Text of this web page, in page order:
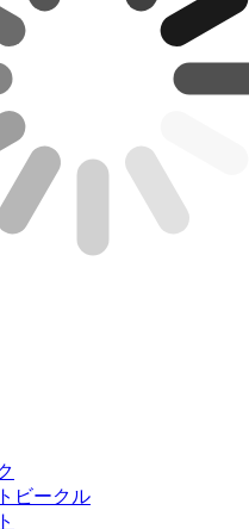
ビークル